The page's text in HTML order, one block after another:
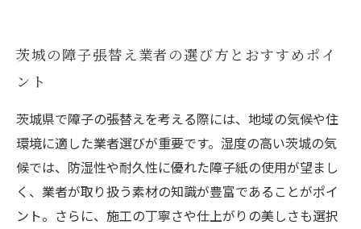
茨城の障子張替え業者の選び方とおすすめポイ
ント
茨城県で障子の張替えを考える際には、地域の気候や住
環境に適した業者選びが重要です。湿度の高い茨城の気
候では、防湿性や耐久性に優れた障子紙の使用が望まし
く、業者が取り扱う素材の知識が豊富であることがポイ
ント。さらに、施工の丁寧さや仕上がりの美しさも選択